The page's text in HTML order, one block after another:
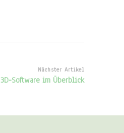
Nächster Artikel
3D-Software im Überblick